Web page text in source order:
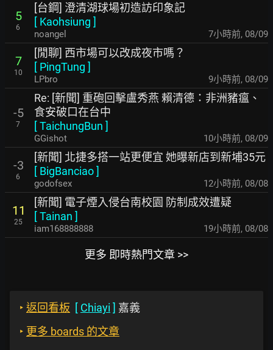
5
6
[台鋼] 澄清湖球場初造訪印象記
[ Kaohsiung ]
noangel 7小時前, 08/09
7
10
[閒聊] 西市場可以改成夜市嗎？
[ PingTung ]
LPbro 9小時前, 08/09
-5
7
Re: [新聞] 重砲回擊盧秀燕 賴清德：非洲豬瘟、
食安破口在台中
[TaichungBun ]
GGishot 10小時前, 08/09
-3
6
[新聞] 北捷多搭一站更便宜 她曝新店到新埔35元
[ BigBanciao]
godofsex 12小時前, 08/08
11
25
[新聞] 電子煙入侵台南校園 防制成效遭疑
[Tainan ]
iam168888888 19小時前, 08/08
更多 即時熱門文章 >>
‣ 返回看板 [ Chiayi ] 嘉義
‣ 更多 boards 的文章